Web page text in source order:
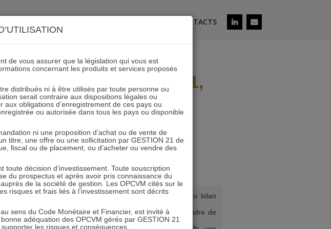
CONTACTS
des FCP ACTIONS 21,
/ OCC 21
sur
gérants :
Chaque début d’année sonne l’heure du bilan
2025 ne déroge pas à la règle. Qu’attendre de
ces chiffres ?
de vous assurer que la législation qui vous est
concernant les produits et services proposés
distribués ni à être utilisés par toute personne ou
serait contraire aux dispositions légales ou
obligations d’enregistrement de ces pays ou
ou autorisée dans tous les pays ou disponible
ni une proposition d’achat ou de vente de
titre, une offre ou une sollicitation par GESTION 21 de
fiscal ou de placement, ou d’acheter ou vendre des
décision d’investissement. Toute souscription
du prospectus et après avoir pris connaissance du
de la société de gestion. Les OPCVM cités sur le
risques et frais liés à l’investissement sont décrits
sens du Code Monétaire et Financier, est invité à
adéquation des OPCVM gérés par GESTION 21
les risques et conséquences.